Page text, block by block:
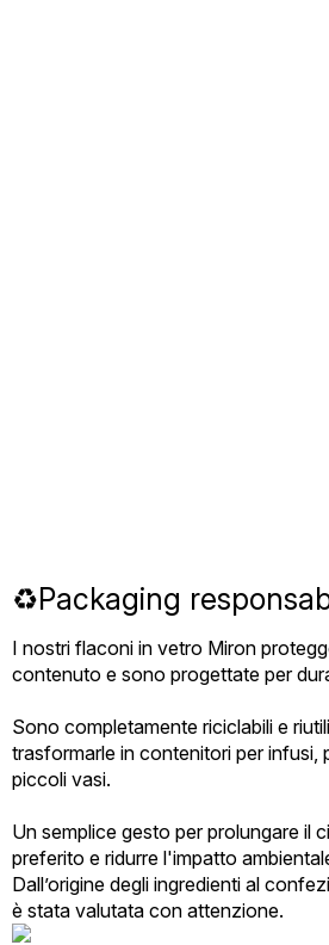
♻️Packaging
I nostri flaconi in vetro Miron
contenuto e sono progettate per
Sono completamente riciclabili e
trasformarle in contenitori per infusi,
piccoli vasi.
Un semplice gesto per prolungare il
preferito e ridurre l'impatto
Dall’origine degli ingredienti al
è stata valutata con attenzione.